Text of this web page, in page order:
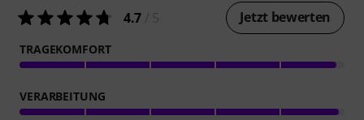
4.7 Jetzt bewerten
TRAGEKOMFORT
VERARBEITUNG